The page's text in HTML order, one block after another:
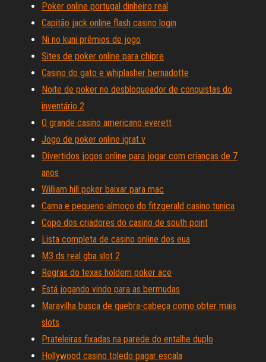
Poker online portugal dinheiro real
Capitão jack online flash casino login
Ni no kuni prêmios de jogo
Sites de poker online para chipre
Casino do gato e whiplasher bernadotte
Noite de poker no desbloqueador de conquistas do
inventário 2
O grande casino americano everett
Jogo de poker online igrat v
Divertidos jogos online para jogar com crianças de 7
anos
William hill poker baixar para mac
Cama e pequeno-almoço do fitzgerald casino tunica
Copo dos criadores do casino de south point
Lista completa de casino online dos eua
M3 ds real gba slot 2
Regras do texas holdem poker ace
Está jogando vindo para as bermudas
Maravilha busca de quebra-cabeça como obter mais
slots
Prateleiras fixadas na parede do entalhe duplo
Hollywood casino toledo pagar escala